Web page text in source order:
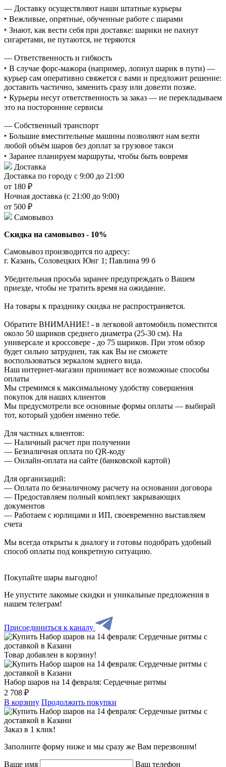
— Доставку осуществляют наши штатные курьеры
‣ Вежливые, опрятные, обученные работе с шарами
‣ Знают, как вести себя при доставке: шарики не пахнут
сигаретами, не путаются, не теряются
— Ответственность и гибкость
‣ В случае форс-мажора (например, лопнул шарик в пути) —
курьер сам оперативно свяжется с вами и предложит решение:
доставить частично, заменить сразу или довезти позже.
‣ Курьеры несут ответственность за заказ — не перекладываем
это на посторонние сервисы
— Собственный транспорт
‣ Большие вместительные машины позволяют нам везти
любой объём шаров без доплат за грузовое такси
‣ Заранее планируем маршруты, чтобы быть вовремя
Доставка
Доставка по городу с 9:00 до 21:00
от 180 ₽
Ночная доставка (с 21:00 до 9:00)
от 500 ₽
Самовывоз
Скидка на самовывоз - 10%
Самовывоз производится по адресу:
г. Казань, Соловецких Юнг 1; Павлина 99 б
Убедительная просьба заранее предупреждать о Вашем
приезде, чтобы не тратить время на ожидание.
На товары к празднику скидка не распространяется.
Обратите ВНИМАНИЕ! - в легковой автомобиль поместится
около 50 шариков среднего диаметра (25-30 см). На
универсале и кроссовере - до 75 шариков. При этом обзор
будет сильно затруднен, так как Вы не сможете
воспользоваться зеркалом заднего вида.
Наш интернет-магазин принимает все возможные способы
оплаты
Мы стремимся к максимальному удобству совершения
покупок для наших клиентов
Мы предусмотрели все основные формы оплаты — выбирай
тот, который удобен именно тебе.
Для частных клиентов:
— Наличный расчет при получении
— Безналичная оплата по QR-коду
— Онлайн-оплата на сайте (банковской картой)
Для организаций:
— Оплата по безналичному расчету на основании договора
— Предоставляем полный комплект закрывающих
документов
— Работаем с юрлицами и ИП, своевременно выставляем
счета
Мы всегда открыты к диалогу и готовы подобрать удобный
способ оплаты под конкретную ситуацию.
Покупайте шары выгодно!
Не упустите лакомые скидки и уникальные предложения в
нашем телеграм!
Присоединиться к каналу
Товар добавлен в корзину!
Набор шаров на 14 февраля: Сердечные ритмы
2 708 ₽
В корзину Продолжить покупки
Заказ в 1 клик!
Заполните форму ниже и мы сразу же Вам перезвоним!
Ваше имя Ваш телефон